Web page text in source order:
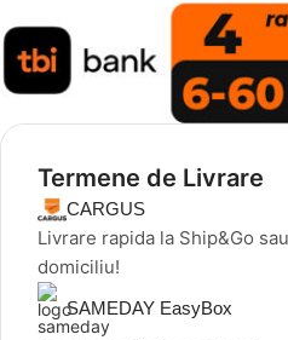
Termene de Livrare
CARGUS
Livrare rapida la Ship&Go sau
domiciliu!
SAMEDAY EasyBox